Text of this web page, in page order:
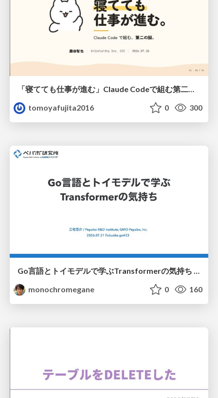
「寝てても仕事が進む」Claude Codeで組む第二の脳
tomoyafujita2016
0 300
monochromegane
0 160